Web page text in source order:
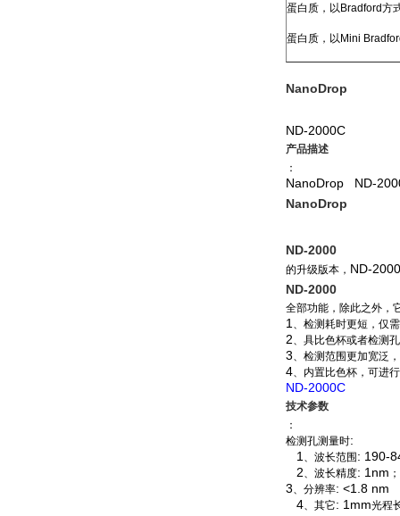
蛋白质，以 Bradford方
蛋白质，以 Mini
NanoDrop
ND-2000C
产品描述
：
NanoDrop
ND-
NanoDrop
ND-2000
的升级版本， ND-
ND-2000
全部功能，除此之外，
1 、检测耗时更短，仅需
2、具比色杯或者检测
3、检测范围更加宽泛
4、内置比色杯，可进
ND-2000C
技术参数
：
检测孔测量时:
1 、波长范围 : 190-
2、波长精度: 1nm ；
3、分辨率: <1.8 nm
4、其它: 1mm光程